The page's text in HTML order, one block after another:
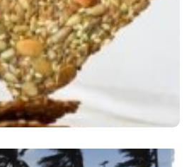
Cracker De Sementes